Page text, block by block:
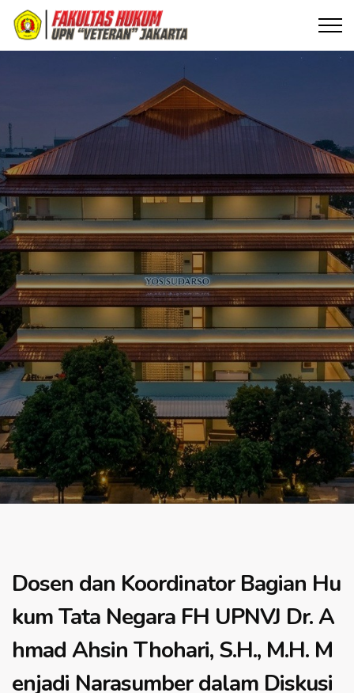
Dosen dan Koordinator Bagian Hu
kum Tata Negara FH UPNVJ Dr. A
hmad Ahsin Thohari, S.H., M.H. M
enjadi Narasumber dalam Diskusi